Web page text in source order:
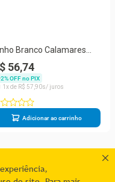
Branco Calamares
Ml
56,74
2% OFF no PIX
1
R$ 57 90
Adicionar ao carrinho